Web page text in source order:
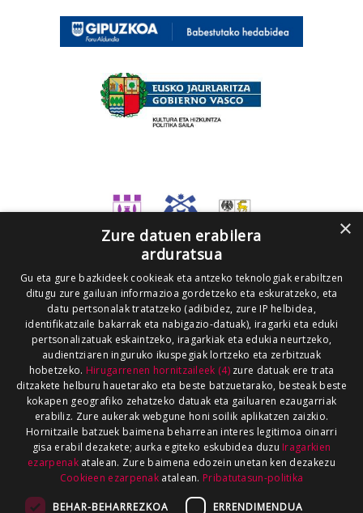
×
Zure datuen erabilera
arduratsua
Gu eta gure bazkideek cookieak eta antzeko teknologiak erabiltzen
ditugu zure gailuan informazioa gordetzeko eta eskuratzeko, eta
datu pertsonalak tratatzeko (adibidez, zure IP helbidea,
identifikatzaile bakarrak eta nabigazio-datuak), iragarki eta eduki
pertsonalizatuak eskaintzeko, iragarkiak eta edukia neurtzeko,
audientziaren inguruko ikuspegiak lortzeko eta zerbitzuak
hobetzeko. Hirugarrenen hornitzaileek (4)zure datuak ere trata
ditzakete helburu hauetarako eta beste batzuetarako, besteak beste
kokapen geografiko zehatzeko datuak eta gailuaren ezaugarriak
erabiliz. Zure aukerak webgune honi soilik aplikatzen zaizkio.
Hornitzaile batzuek baimena beharrean interes legitimoa oinarri
gisa erabil dezakete; aurka egiteko eskubidea duzu Iragarkien
ezarpenakatalean. Zure baimena edozein unetan ken dezakezu
Cookieen ezarpenak atalean. Pribatutasun-politika
BEHAR-BEHARREZKOA ERRENDIMENDUA